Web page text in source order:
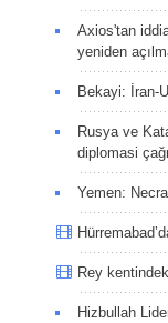
Axios'tan
yeniden
Bekayi: İran-
Rusya ve
diplomasi
Yemen:
Rey
Hizbullah